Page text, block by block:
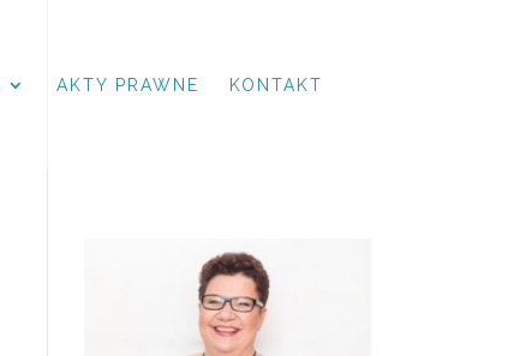
AKTY PRAWNE KONTAKT